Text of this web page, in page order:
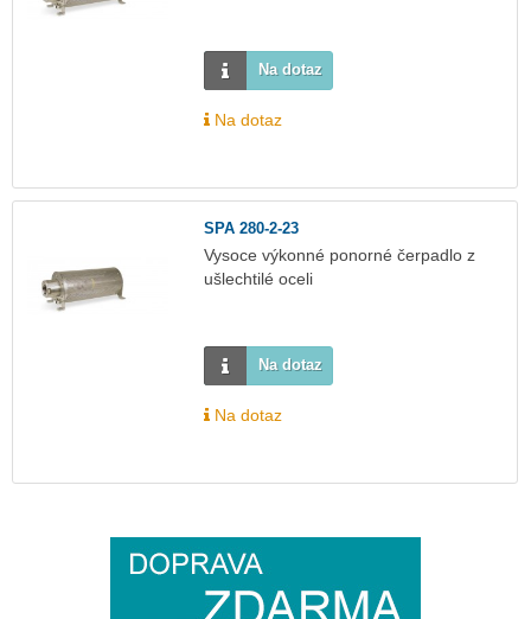
Na dotaz
Na dotaz
SPA 280-2-23
Vysoce výkonné ponorné čerpadlo z
ušlechtilé oceli
Na dotaz
Na dotaz